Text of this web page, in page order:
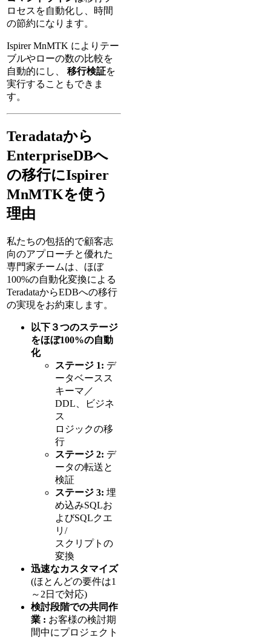
ロセスを自動化し、時間
の節約になります。
Ispirer MnMTK によりテー
ブルやローの数の比較を
自動的にし、 移行検証を
実行することもできま
す。
Teradataから
EnterpriseDBへ
の移行にIspirer
MnMTKを使う
理由
私たちの包括的で顧客志
向のアプローチと優れた
専門家チームは、ほぼ
100%の自動化変換による
TeradataからEDBへの移行
の実現をお約束します。
以下３つのステージ
をほぼ100%の自動
化
ステージ 1: デ
ータベースス
キーマ／
DDL、ビジネ
ス
ロジックの移
行
ステージ 2: デ
ータの転送と
検証
ステージ 3: 埋
め込みSQLお
よびSQLクエ
リ/
スクリプトの
変換
迅速なカスタマイズ
(ほとんどの要件は1
～2日で対応)
検討段階での共同作
業 : お客様の検討期
間中にプロジェクト